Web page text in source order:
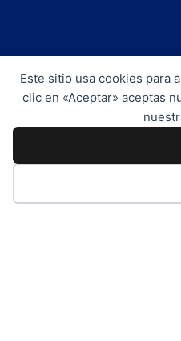
Este sitio usa cookies para
clic en «Aceptar» aceptas